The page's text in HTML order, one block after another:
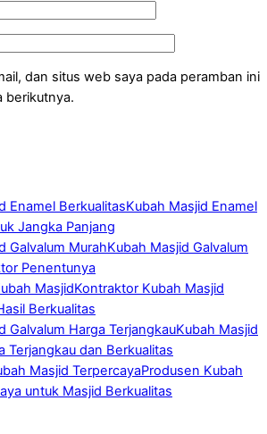
dan situs web saya pada peramban ini
berikutnya.
Kubah Masjid Enamel
Jangka Panjang
Kubah Masjid Galvalum
Penentunya
Kontraktor Kubah Masjid
Berkualitas
Kubah Masjid
Terjangkau dan Berkualitas
Produsen Kubah
untuk Masjid Berkualitas